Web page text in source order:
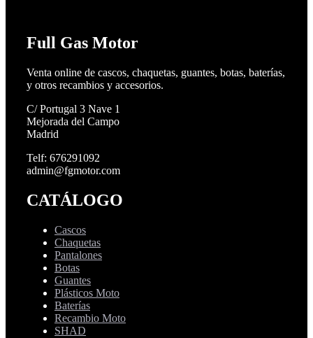
Full Gas Motor
Venta online de cascos, chaquetas, guantes, botas, baterías,
y otros recambios y accesorios.
C/ Portugal 3 Nave 1
Mejorada del Campo
Madrid
Telf: 676291092
admin@fgmotor.com
CATÁLOGO
Cascos
Chaquetas
Pantalones
Botas
Guantes
Plásticos Moto
Baterías
Recambio Moto
SHAD